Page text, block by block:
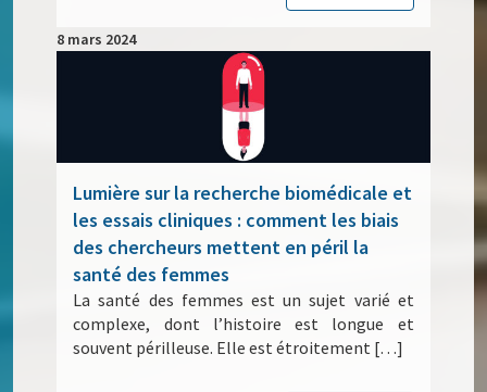
8 mars 2024
Lumière sur la recherche biomédicale et
les essais cliniques : comment les biais
des chercheurs mettent en péril la
santé des femmes
La santé des femmes est un sujet varié et
complexe, dont l’histoire est longue et
souvent périlleuse. Elle est étroitement […]